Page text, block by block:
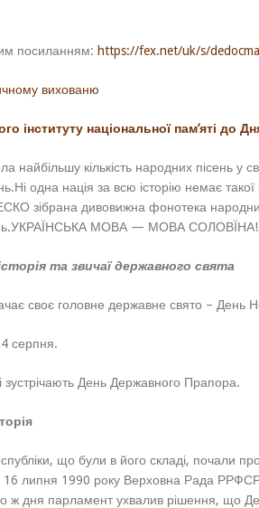
посиланням: https://fex.net/uk/s/dedocma
вихованю
інституту національної пам’яті до
найбільшу кількість народних пісень у
одна нація за всю історію немає такої
зібрана дивовижна фонотека
МОВА — МОВА СОЛОВЇНА!
та звичаї державного свята
своє головне державне свято – День
серпня.
зустрічають День Державного Прапора.
що були в його складі, почали
16 липня 1990 року Верховна Рада
ж дня парламент ухвалив рішення, що